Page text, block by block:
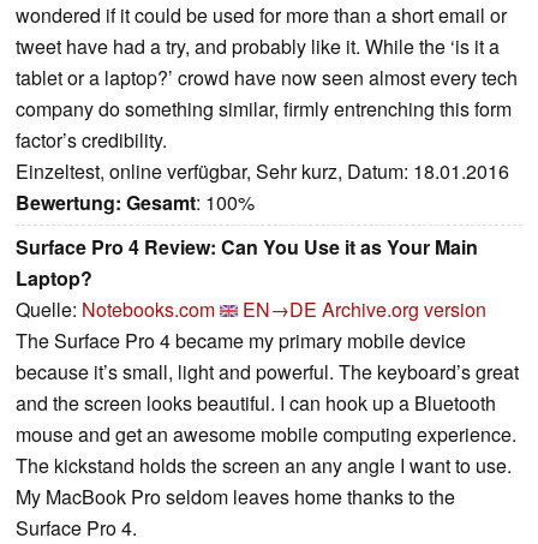
wondered if it could be used for more than a short email or
tweet have had a try, and probably like it. While the ‘is it a
tablet or a laptop?’ crowd have now seen almost every tech
company do something similar, firmly entrenching this form
factor’s credibility.
Einzeltest, online verfügbar, Sehr kurz, Datum: 18.01.2016
Bewertung: Gesamt: 100%
Surface Pro 4 Review: Can You Use it as Your Main
Laptop?
Quelle: Notebooks.com EN→DE Archive.org version
The Surface Pro 4 became my primary mobile device
because it’s small, light and powerful. The keyboard’s great
and the screen looks beautiful. I can hook up a Bluetooth
mouse and get an awesome mobile computing experience.
The kickstand holds the screen an any angle I want to use.
My MacBook Pro seldom leaves home thanks to the
Surface Pro 4.